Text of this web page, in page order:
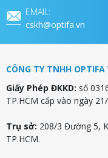
EMAIL:
cskh@optifa.vn
CÔNG TY TNHH
Giấy Phép ĐKKD: số
TP.HCM cấp vào ngày
Trụ sở: 208/3 Đường 5,
TP.HCM.